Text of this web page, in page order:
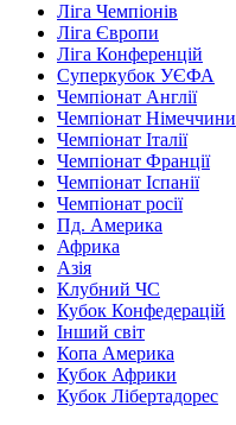
Ліга Чемпіонів
Ліга Європи
Ліга Конференцій
Суперкубок УЄФА
Чемпіонат Англії
Чемпіонат Німеччини
Чемпіонат Італії
Чемпіонат Франції
Чемпіонат Іспанії
Чемпіонат росії
Пд. Америка
Африка
Азія
Клубний ЧС
Кубок Конфедерацій
Інший світ
Копа Америка
Кубок Африки
Кубок Лібертадорес